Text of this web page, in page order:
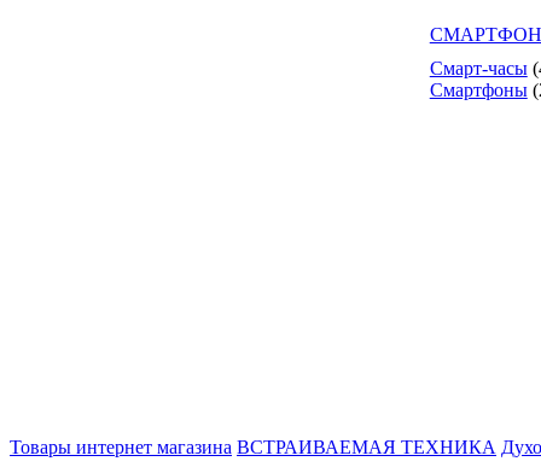
Смарт-часы
Смартфоны
Товары интернет магазина ВСТРАИВАЕМАЯ ТЕХНИКА